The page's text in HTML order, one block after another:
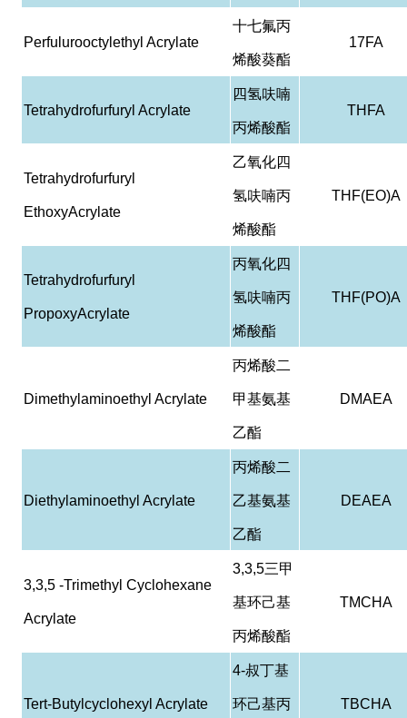
Perfulurooctylethyl Acrylate
十七氟丙
烯酸葵酯
17FA
Tetrahydrofurfuryl Acrylate
四氢呋喃
丙烯酸酯
THFA
Tetrahydrofurfuryl
EthoxyAcrylate
乙氧化四
氢呋喃丙
烯酸酯
THF(EO)A
Tetrahydrofurfuryl
PropoxyAcrylate
丙氧化四
氢呋喃丙
烯酸酯
THF(PO)A
Dimethylaminoethyl Acrylate
丙烯酸二
甲基氨基
乙酯
DMAEA
Diethylaminoethyl Acrylate
丙烯酸二
乙基氨基
乙酯
DEAEA
3,3,5 -Trimethyl Cyclohexane
Acrylate
3,3,5三甲
基环己基
丙烯酸酯
TMCHA
Tert-Butylcyclohexyl Acrylate
4-叔丁基
环己基丙 TBCHA